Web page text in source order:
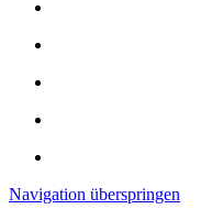
Navigation überspringen